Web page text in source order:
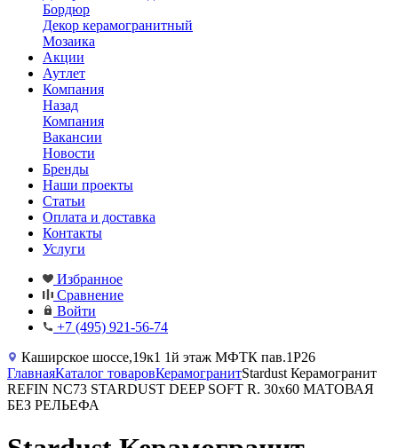
Бордюр
Декор керамогранитный
Мозаика
Акции
Аутлет
Компания
Назад
Компания
Вакансии
Новости
Бренды
Наши проекты
Статьи
Оплата и доставка
Контакты
Услуги
Избранное
Сравнение
Войти
+7 (495) 921-56-74
Каширское шоссе,19к1 1й этаж МФТК пав.1Р26
ГлавнаяКаталог товаровКерамогранитStardust Керамогранит
REFIN NC73 STARDUST DEEP SOFT R. 30x60 МАТОВАЯ
БЕЗ РЕЛЬЕФА